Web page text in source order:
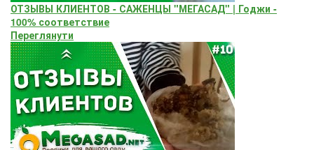
ОТЗЫВЫ КЛИЕНТОВ - САЖЕНЦЫ "МЕГАСАД" | Годжи -
100% соответствие
Переглянути